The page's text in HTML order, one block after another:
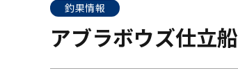
釣果情報
アブラボウズ仕立船